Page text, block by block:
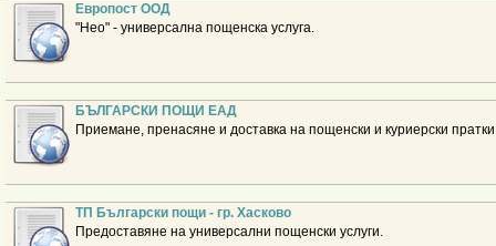
Европост ООД
"Нео" - универсална пощенска услуга.
БЪЛГАРСКИ ПОЩИ ЕАД
Приемане, пренасяне и доставка на пощенски и куриерски
ТП Български пощи - гр. Хасково
Предоставяне на универсални пощенски услуги.